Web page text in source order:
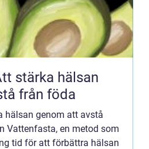
stärka hälsan
från föda
hälsan genom att avstå
Vattenfasta, en metod som
tid för att förbättra hälsan